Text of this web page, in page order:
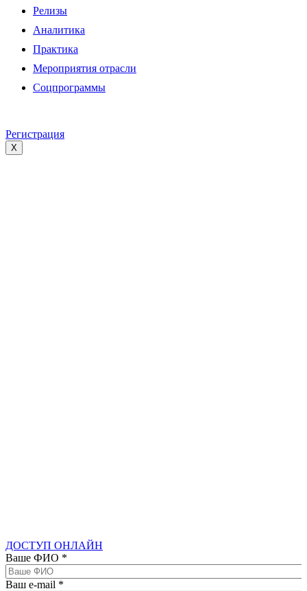
Релизы
Аналитика
Практика
Мероприятия отрасли
Соцпрограммы
Регистрация
X
ДОСТУП ОНЛАЙН
Ваше ФИО *
Ваш e-mail *